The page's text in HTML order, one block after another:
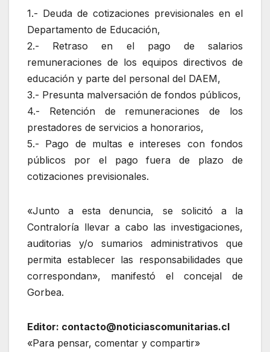
1.- Deuda de cotizaciones previsionales en el
Departamento de Educación,
2.- Retraso en el pago de salarios
remuneraciones de los equipos directivos de
educación y parte del personal del DAEM,
3.- Presunta malversación de fondos públicos,
4.- Retención de remuneraciones de los
prestadores de servicios a honorarios,
5.- Pago de multas e intereses con fondos
públicos por el pago fuera de plazo de
cotizaciones previsionales.
«Junto a esta denuncia, se solicitó a la
Contraloría llevar a cabo las investigaciones,
auditorias y/o sumarios administrativos que
permita establecer las responsabilidades que
correspondan», manifestó el concejal de
Gorbea.
Editor: contacto@noticiascomunitarias.cl
«Para pensar, comentar y compartir»